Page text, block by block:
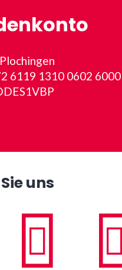
6119 1310 0602
uns